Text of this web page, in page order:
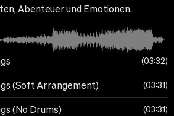
Abenteuer und Emotionen.
03:32
(Soft Arrangement) 03:31
(No Drums) 03:31